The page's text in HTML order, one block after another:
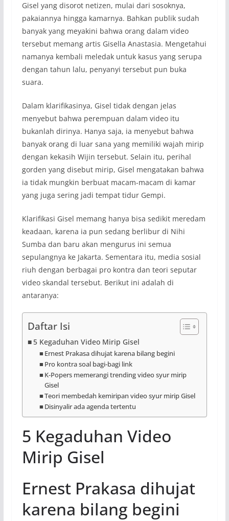
Gisel yang disorot netizen, mulai dari sosoknya,
pakaiannya hingga kamarnya. Bahkan publik sudah
banyak yang meyakini bahwa orang dalam video
tersebut memang artis Gisella Anastasia. Mengetahui
namanya kembali meledak untuk kasus yang serupa
dengan tahun lalu, penyanyi tersebut pun buka
suara.
Dalam klarifikasinya, Gisel tidak dengan jelas
menyebut bahwa perempuan dalam video itu
bukanlah dirinya. Hanya saja, ia menyebut bahwa
banyak orang di luar sana yang memiliki wajah mirip
dengan kekasih Wijin tersebut. Selain itu, perihal
gorden yang disebut mirip, Gisel mengatakan bahwa
ia tidak mungkin berbuat macam-macam di kamar
yang juga sering jadi tempat tidur Gempi.
Klarifikasi Gisel memang hanya bisa sedikit meredam
keadaan, karena ia pun sedang berlibur di Nihi
Sumba dan baru akan mengurus ini semua
sepulangnya ke Jakarta. Sementara itu, media sosial
riuh dengan berbagai pro kontra dan teori seputar
video skandal tersebut. Berikut ini adalah di
antaranya:
Daftar Isi
5 Kegaduhan Video Mirip Gisel
Ernest Prakasa dihujat karena bilang begini
Pro kontra soal bagi-bagi link
K-Popers memerangi trending video syur mirip
Gisel
Teori membedah kemiripan video syur mirip Gisel
Disinyalir ada agenda tertentu
5 Kegaduhan Video
Mirip Gisel
Ernest Prakasa dihujat
karena bilang begini